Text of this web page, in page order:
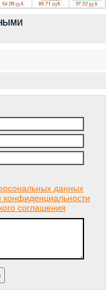
данных
конфиденциальности
соглашения